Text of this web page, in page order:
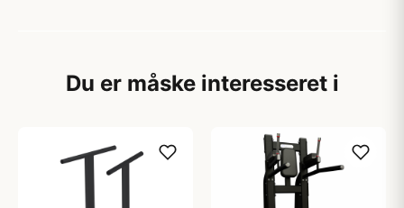
Du er måske interesseret i